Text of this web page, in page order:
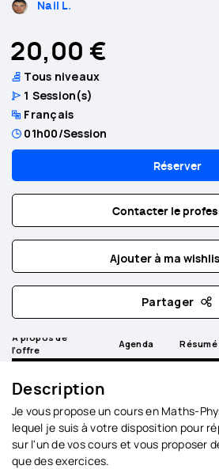
Nail L.
20,00 €
Tous niveaux
1 Session(s)
Français
01h00/Session
Réserver
Contacter le
Ajouter à ma
Partager
A propos de
l’offre
Agenda
Description
Je vous propose un cours en Maths-
lequel je suis à votre disposition pour
sur l'un de vos cours et vous proposer
que des exercices.